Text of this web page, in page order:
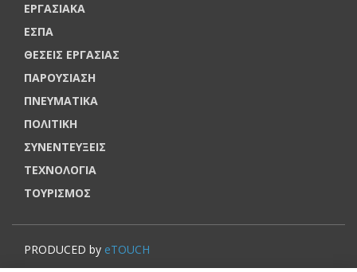
ΕΡΓΑΣΙΑΚΑ
ΕΣΠΑ
ΘΕΣΕΙΣ ΕΡΓΑΣΙΑΣ
ΠΑΡΟΥΣΙΑΣΗ
ΠΝΕΥΜΑΤΙΚΑ
ΠΟΛΙΤΙΚΗ
ΣΥΝΕΝΤΕΥΞΕΙΣ
ΤΕΧΝΟΛΟΓΙΑ
ΤΟΥΡΙΣΜΟΣ
PRODUCED by eTOUCH